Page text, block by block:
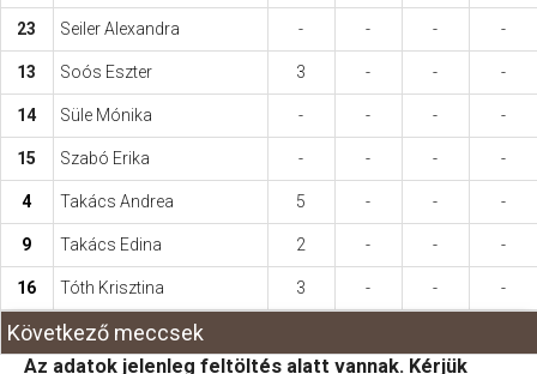
23 Seiler Alexandra - - - -
13 Soós Eszter 3 - - -
14 Süle Mónika - - - -
15 Szabó Erika - - - -
4 Takács Andrea 5 - - -
9 Takács Edina 2 - - -
16 Tóth Krisztina 3 - - -
Következő meccsek
Az adatok jelenleg feltöltés alatt vannak. Kérjük